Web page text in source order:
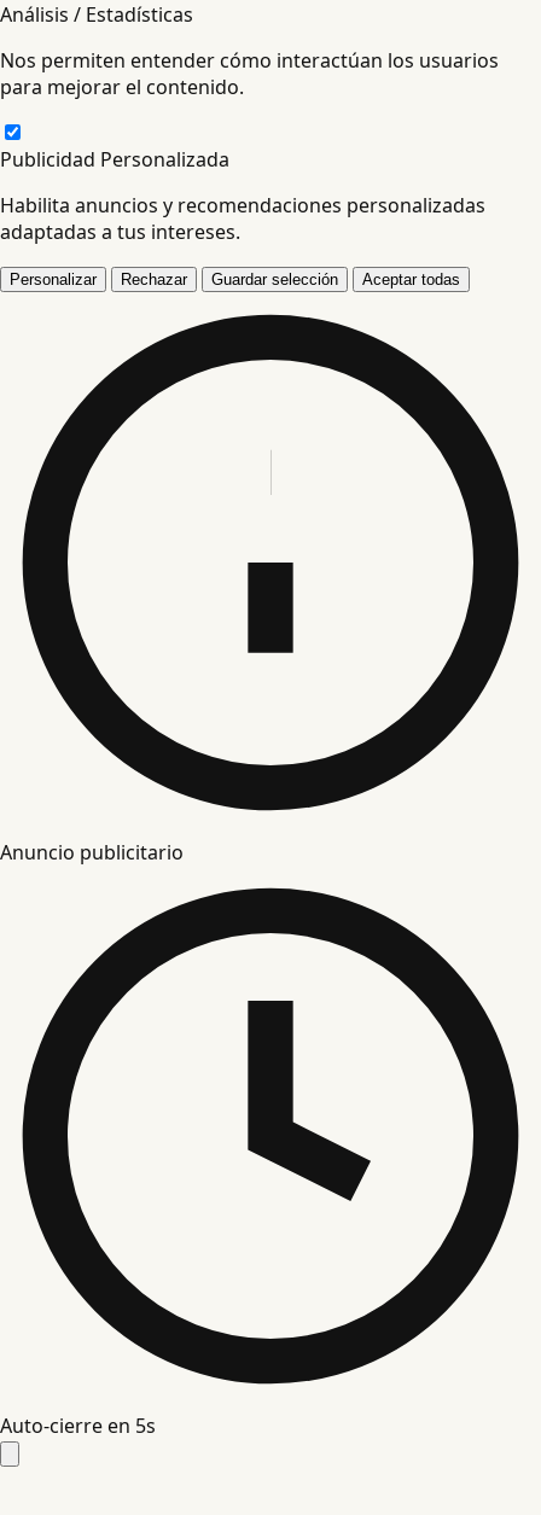
Análisis / Estadísticas
Nos permiten entender cómo interactúan los usuarios
para mejorar el contenido.
Publicidad Personalizada
Habilita anuncios y recomendaciones personalizadas
adaptadas a tus intereses.
Personalizar Rechazar Guardar selección Aceptar todas
Anuncio publicitario
Auto-cierre en 4s